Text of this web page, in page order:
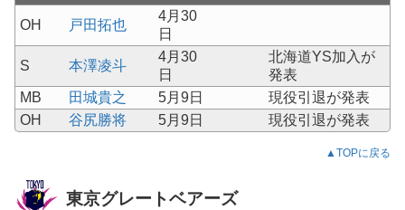
OH 戸田拓也
4月30
日
S 本澤凌斗
4月30
日
北海道YS加入が
発表
MB
田城貴之 5月9日
現役引退が発表
OH
谷尻勝将 5月9日 現役引退が発表
▲TOPに戻る
東京グレートベアーズ